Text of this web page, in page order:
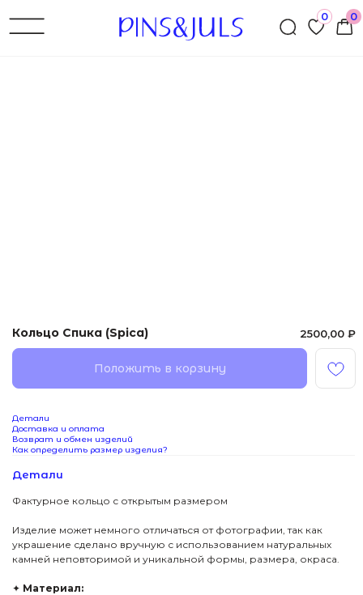
Кольцо Спика (Spica) 2500,00 ₽
Положить в корзину
Детали
Доставка и оплата
Возврат и обмен изделий
Как определить размер изделия?
Детали
Фактурное кольцо с открытым размером
Изделие может немного отличаться от фотографии, так как
украшение сделано вручную с использованием натуральных
камней неповторимой и уникальной формы, размера, окраса.
✦ Материал: